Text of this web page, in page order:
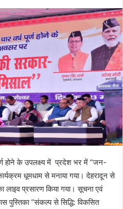
होने के उपलक्ष्य में प्रदेश भर में “जन-
धूमधाम से मनाया गया। देहरादून से
लाइव प्रसारण किया गया। सूचना एवं
पुस्तिका “संकल्प से सिद्धि: विकसित